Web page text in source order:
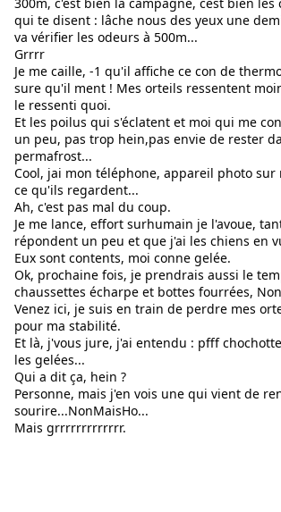
qui te disent : lâche nous des yeux une
va vérifier les odeurs à 500m...
Grrrr
Je me caille, -1 qu'il affiche ce con de
sure qu'il ment ! Mes orteils ressentent
le ressenti quoi.
Et les poilus qui s'éclatent et moi qui me
un peu, pas trop hein,pas envie de rester
permafrost...
Cool, jai mon téléphone, appareil photo sur
ce qu'ils regardent...
Ah, c'est pas mal du coup.
Je me lance, effort surhumain je l'avoue,
répondent un peu et que j'ai les chiens en
Eux sont contents, moi conne gelée.
Ok, prochaine fois, je prendrais aussi le
chaussettes écharpe et bottes fourrées,
Venez ici, je suis en train de perdre mes
pour ma stabilité.
Et là, j'vous jure, j'ai entendu : pfff
les gelées...
Qui a dit ça, hein ?
Personne, mais j'en vois une qui vient de
sourire...NonMaisHo...